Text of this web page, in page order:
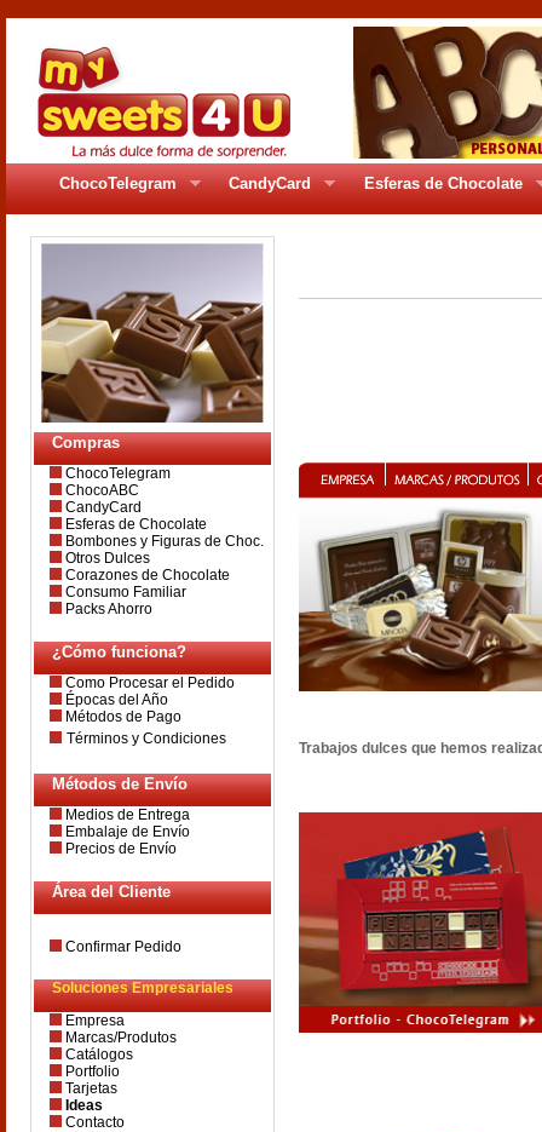
ChocoTelegram CandyCard Esferas de Chocolate
Compras
ChocoTelegram
ChocoABC
CandyCard
Esferas de Chocolate
Bombones y Figuras de Choc.
Otros Dulces
Corazones de Chocolate
Consumo Familiar
Packs Ahorro
¿Cómo funciona?
Como Procesar el Pedido
Épocas del Año
Métodos de Pago
Términos y Condiciones
Métodos de Envío
Medios de Entrega
Embalaje de Envío
Precios de Envío
Área del Cliente
Confirmar Pedido
Soluciones Empresariales
Empresa
Marcas/Produtos
Catálogos
Portfolio
Tarjetas
Ideas
Contacto
Trabajos dulces que hemos